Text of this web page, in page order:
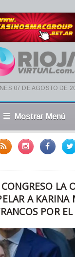
07 de agosto de
Mostrar Menú
LA
A KARINA
POR